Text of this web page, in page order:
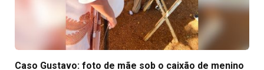
Caso Gustavo: foto de mãe sob o caixão de menino